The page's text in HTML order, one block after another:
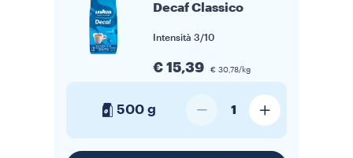
Decaf Classico
Intensità 3/10
€ 15,39 € 30,78/kg
500 g 1